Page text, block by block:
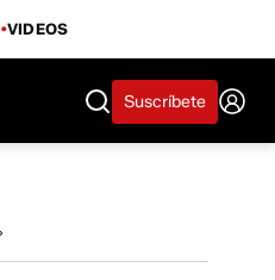
VIDEOS
Suscríbete